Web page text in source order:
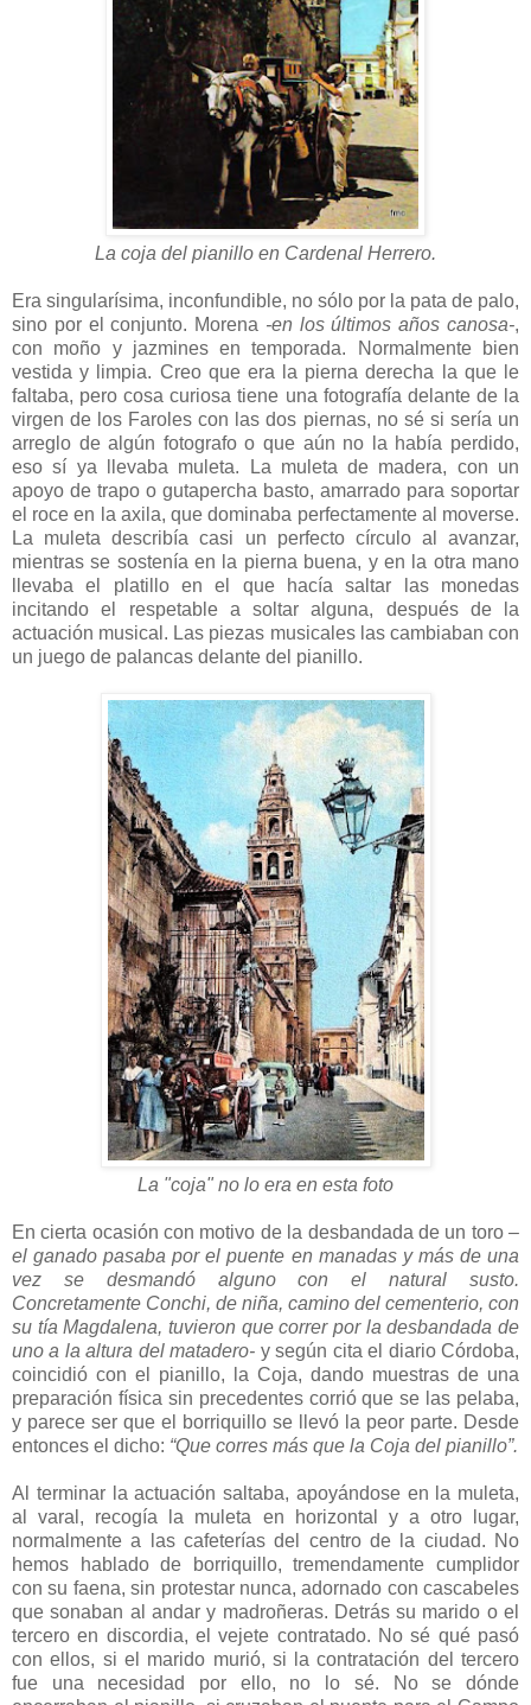
La coja del pianillo en Cardenal Herrero.
Era singularísima, inconfundible, no sólo por la pata de palo,
sino por el conjunto. Morena -en los últimos años canosa-,
con moño y jazmines en temporada. Normalmente bien
vestida y limpia. Creo que era la pierna derecha la que le
faltaba, pero cosa curiosa tiene una fotografía delante de la
virgen de los Faroles con las dos piernas, no sé si sería un
arreglo de algún fotografo o que aún no la había perdido,
eso sí ya llevaba muleta. La muleta de madera, con un
apoyo de trapo o gutapercha basto, amarrado para soportar
el roce en la axila, que dominaba perfectamente al moverse.
La muleta describía casi un perfecto círculo al avanzar,
mientras se sostenía en la pierna buena, y en la otra mano
llevaba el platillo en el que hacía saltar las monedas
incitando el respetable a soltar alguna, después de la
actuación musical. Las piezas musicales las cambiaban con
un juego de palancas delante del pianillo.
La "coja" no lo era en esta foto
En cierta ocasión con motivo de la desbandada de un toro –
el ganado pasaba por el puente en manadas y más de una
vez se desmandó alguno con el natural susto.
Concretamente Conchi, de niña, camino del cementerio, con
su tía Magdalena, tuvieron que correr por la desbandada de
uno a la altura del matadero- y según cita el diario Córdoba,
coincidió con el pianillo, la Coja, dando muestras de una
preparación física sin precedentes corrió que se las pelaba,
y parece ser que el borriquillo se llevó la peor parte. Desde
entonces el dicho: “Que corres más que la Coja del pianillo”.
Al terminar la actuación saltaba, apoyándose en la muleta,
al varal, recogía la muleta en horizontal y a otro lugar,
normalmente a las cafeterías del centro de la ciudad. No
hemos hablado de borriquillo, tremendamente cumplidor
con su faena, sin protestar nunca, adornado con cascabeles
que sonaban al andar y madroñeras. Detrás su marido o el
tercero en discordia, el vejete contratado. No sé qué pasó
con ellos, si el marido murió, si la contratación del tercero
fue una necesidad por ello, no lo sé. No se dónde